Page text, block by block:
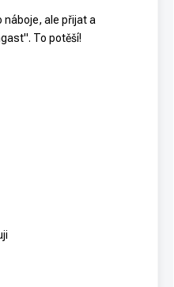
náboje, ale přijat a
To potěší!